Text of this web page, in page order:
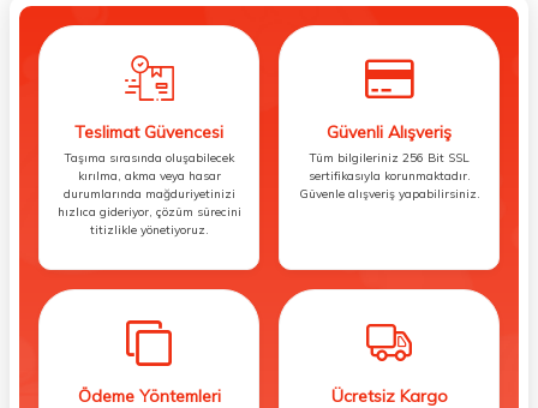
Teslimat Güvencesi
Taşıma sırasında oluşabilecek
kırılma, akma veya hasar
durumlarında mağduriyetinizi
hızlıca gideriyor, çözüm sürecini
titizlikle yönetiyoruz.
Güvenli Alışveriş
Tüm bilgileriniz 256 Bit SSL
sertifikasıyla korunmaktadır.
Güvenle alışveriş yapabilirsiniz.
Ödeme Yöntemleri Ücretsiz Kargo